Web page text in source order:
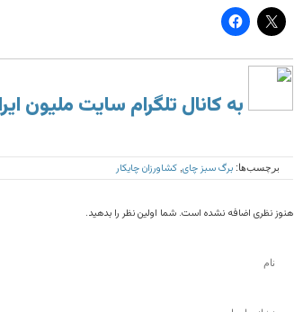
به کانال تلگرام سایت ملیون
برچسب‌ها: برگ سبز چای کشاورزان چایکار
هنوز نظری اضافه نشده است. شما اولین نظر را بدهید.